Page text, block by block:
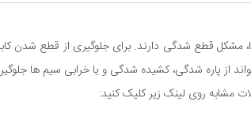
مشکل قطع شدگی دارند. برای جلوگیری از قطع شدن
مشابه روی لینک زیر کلیک کنید: